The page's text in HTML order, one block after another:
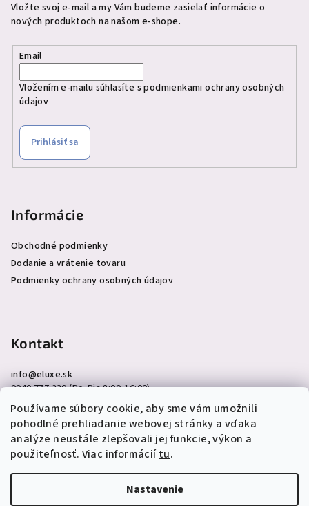
Používame súbory cookie, aby sme vám umožnili
pohodlné prehliadanie webovej stránky a vďaka
analýze neustále zlepšovali jej funkcie, výkon a
použiteľnosť. Viac informáciítu.
Nastavenie
Vložte svoj e-mail a my Vám budeme zasielať informácie o
nových produktoch na našom e-shope.
Email
Vložením e-mailu súhlasíte spodmienkami ochrany osobných
údajov
Prihlásiť sa
Informácie
Obchodné podmienky
Dodanie a vrátenie tovaru
Podmienky ochrany osobných údajov
Kontakt
info@eluxe.sk
0940 777 230 (Po-Pia 8:00-16:00)
Copyright 2026eLuxe.sk. Všetky práva vyhradené.Upraviť
nastavenie cookies